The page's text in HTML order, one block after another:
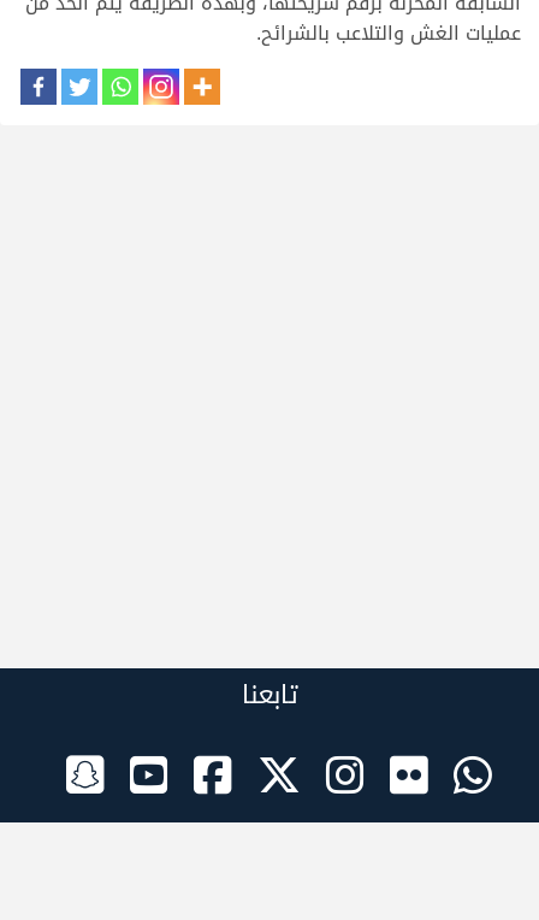
عمليات الغش والتلاعب بالشرائح.
تابعنا